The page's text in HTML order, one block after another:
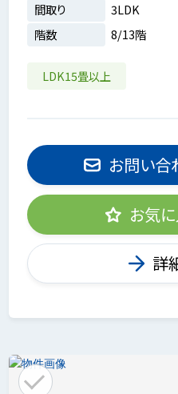
間取り
3LDK
階数
8/13階
LDK15畳以上
お問い合
お気
詳